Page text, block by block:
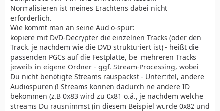
Normalisieren ist meines Erachtens dabei nicht
erforderlich.
Wie kommt man an seine Audio-spur:
kopiere mit DVD-Decrypter die einzelnen Tracks (oder den
Track, je nachdem wie die DVD strukturiert ist) - heißt die
passenden PGCs auf die Festplatte, bei mehreren Tracks
jeweils in eigene Ordner - ggf. Stream-Processing, wobei
Du nicht benötigte Streams rauspackst - Untertitel, andere
Audiospuren (! Streams können dadurch ne andere ID
bekommen (z.B 0x83 wird zu 0x81 o.ä., je nachdem welche
streams Du rausnimmst (in diesem Beispiel wurde 0x82 und